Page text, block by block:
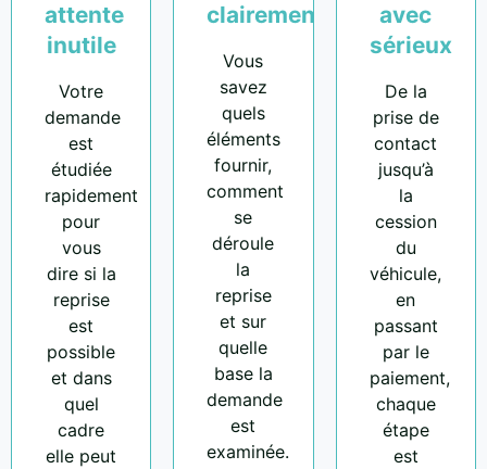
attente
inutile
Votre
demande
est
étudiée
rapidement
pour
vous
dire si la
reprise
est
possible
et dans
quel
cadre
elle peut
clairement
Vous
savez
quels
éléments
fournir,
comment
se
déroule
la
reprise
et sur
quelle
base la
demande
est
examinée.
avec
sérieux
De la
prise de
contact
jusqu’à
la
cession
du
véhicule,
en
passant
par le
paiement,
chaque
étape
est